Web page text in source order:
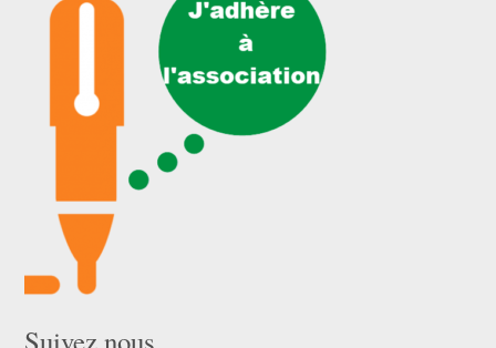
Suivez nous …